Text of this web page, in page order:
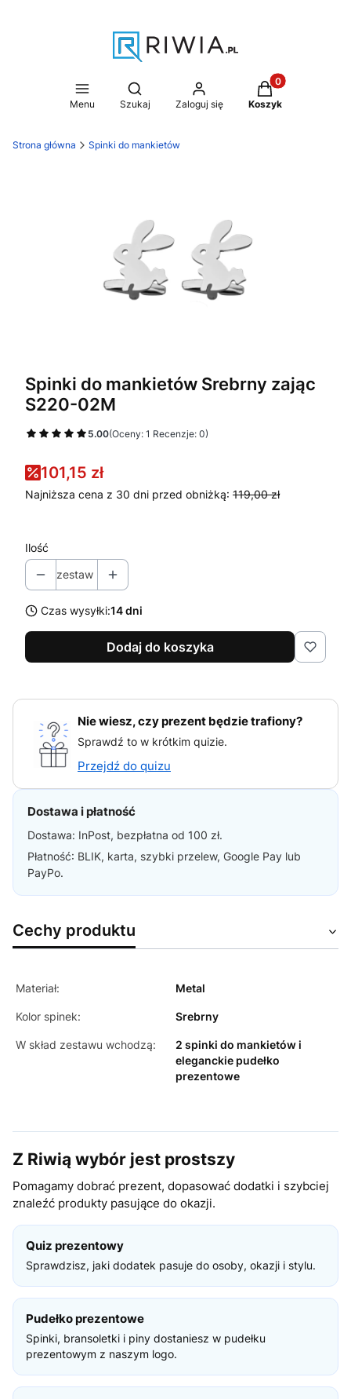
Menu
Otwórz wyszukiwarkę
Szukaj Zaloguj się
Produkty w
Koszyk
Strona główna Spinki do mankietów
Spinki do mankietów Srebrny zając
S220-02M
5.00(Oceny: 1 Recenzje: 0)
101,15 zł
Najniższa cena z 30 dni przed obniżką: 119,00 zł
Ilość
zestaw
Czas wysyłki:14 dni
Dodaj do koszyka
Nie wiesz, czy prezent będzie trafiony?
Sprawdź to w krótkim quizie.
Przejdź do quizu
Dostawa i płatność
Dostawa: InPost, bezpłatna od 100 zł.
Płatność: BLIK, karta, szybki przelew, Google Pay lub
PayPo.
Cechy produktu
Materiał: Metal
Kolor spinek: Srebrny
W skład zestawu wchodzą:
2 spinki do mankietów i
eleganckie pudełko
prezentowe
Z Riwią wybór jest prostszy
Pomagamy dobrać prezent, dopasować dodatki i szybciej
znaleźć produkty pasujące do okazji.
Quiz prezentowy
Sprawdzisz, jaki dodatek pasuje do osoby, okazji i stylu.
Pudełko prezentowe
Spinki, bransoletki i piny dostaniesz w pudełku
prezentowym z naszym logo.